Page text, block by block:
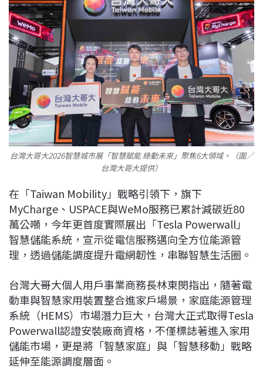
台灣大哥大2026智慧城市展「智慧賦能 綠動未來」聚焦6大領域。（圖／
台灣大哥大提供）
在「Taiwan Mobility」戰略引領下，旗下
MyCharge、USPACE與WeMo服務已累計減碳近80
萬公噸，今年更首度實際展出「Tesla Powerwall」
智慧儲能系統，宣示從電信服務邁向全方位能源管
理，透過儲能調度提升電網韌性，串聯智慧生活圈。
台灣大哥大個人用戶事業商務長林東閔指出，隨著電
動車與智慧家用裝置整合進家戶場景，家庭能源管理
系統（HEMS）市場潛力巨大，台灣大正式取得Tesla
Powerwall認證安裝廠商資格，不僅標誌著進入家用
儲能市場，更是將「智慧家庭」與「智慧移動」戰略
延伸至能源調度層面。